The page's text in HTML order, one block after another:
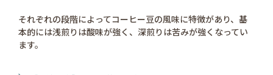
それぞれの段階によってコーヒー豆の風味に特徴があり、基
本的には浅煎りは酸味が強く、深煎りは苦みが強くなってい
ます。